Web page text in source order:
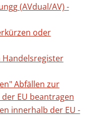
(AVdual/AV) -
oder
Handelsregister
Abfällen zur
EU beantragen
innerhalb der EU -